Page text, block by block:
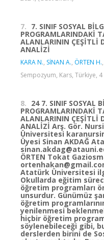
7. 7. SINIF SOSYAL
PROGRAMLARINDAKİ
ALANLARININ ÇEŞİTLİ
ANALİZİ
KARA N., SİNAN A., ÖRTEN H.,
Sempozyum, Kars, Türkiye,
8. 24 7. SINIF SOSYAL
PROGRAMLARINDAKİ
ALANLARININ ÇEŞİTLİ
ANALİZİ Arş. Gör.
Üniversitesi
Üyesi Sinan AKDAĞ
ÖRTEN Tokat
Atatürk Üniversitesi
Okullarda eğitim
öğretim programları
unsurdur. Günümüz
öğretim
yenilenmesi
hiçbir öğretim
söylenebileceği gibi,
derslerden birini de